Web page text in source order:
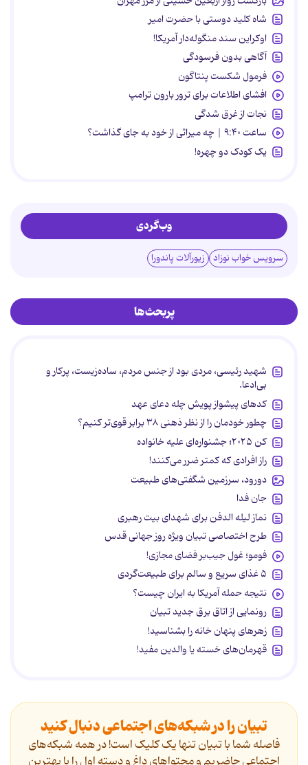
شاه کلید دوستی با حضرت امیر
اوکراین سند منگوله‌دار آمریکا!
آگاهی بدون فرسودگی
فرمول شکست پنتاگون
افشای اطلاعات برای ترور بارون ترامپ
نجات از غرق شدگی
ساعت ۹:۴۰ | چه میراثی از خود به جای گذاشت؟
یک کودک دو چهره!
وب‌گردی
سرویس خواب نوزاد زیورآلات پاندورا
پربحث‌ها
شهید رئیسی، مردی بود از جنس مردم، ساده‌زیست، پرکار و
بی‌ادعا.
کدهای پیشواز پویش چله دعای عهد
چطور خودمان را از نظر ذهنی ۳۸ برابر قوی‌تر کنیم؟
کن ۲۰۲۵؛ جشنواره‌ای علیه خانواده
راز افرادی که کمتر ضرر می‌کنند!
دورود، سرزمین شگفتی‌های طبیعت
جان فدا
نماز لیله الدفن برای شهدای بیت رهبری
طرح اختصاصی تبیان ویژه روز جهانی قدس
فومو؛ غول جیب‌بر فضای مجازی!
۵ غذای سریع و سالم برای طبیعت‌گردی
نتیجه حمله آمریکا به ایران چیست؟
رونمایی از اتاق برق جدید تبیان
زهرهای پنهان خانه را بشناسید!
قهرمان‌های خسته یا والدین مفید!
تبیان را در شبکه‌های اجتماعی دنبال کنید
فاصله شما با تبیان تنها یک کلیک است! در همه شبکه‌های
اجتماعی حاضریم و محتواهای داغ و دسته اول را با بهترین